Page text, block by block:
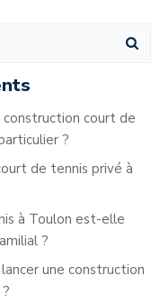
court de
?
de tennis privé à
à Toulon est-elle
?
une construction